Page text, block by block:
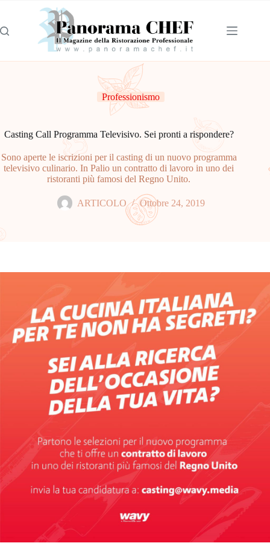
Professionismo
Casting Call Programma Televisivo. Sei pronti a rispondere?
Sono aperte le iscrizioni per il casting di un nuovo programma
televisivo culinario. In Palio un contratto di lavoro in uno dei
ristoranti più famosi del Regno Unito.
ARTICOLO Ottobre 24, 2019